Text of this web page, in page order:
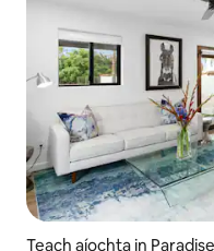
Teach aíochta in